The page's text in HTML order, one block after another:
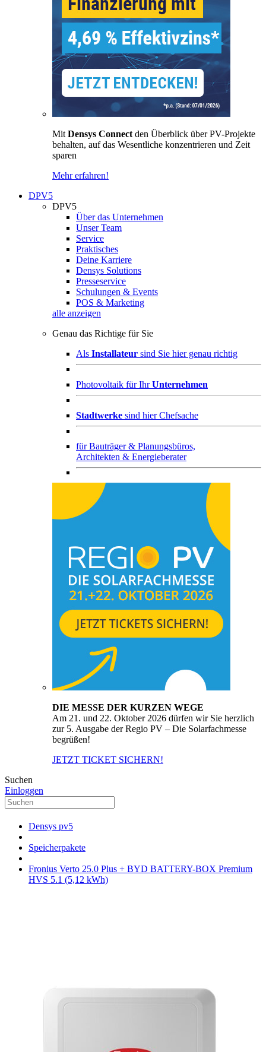
Mit Densys Connect den Überblick über PV-Projekte
behalten, auf das Wesentliche konzentrieren und Zeit
sparen
Mehr erfahren!
DPV5
DPV5
Über das Unternehmen
Unser Team
Service
Praktisches
Deine Karriere
Densys Solutions
Presseservice
Schulungen & Events
POS & Marketing
alle anzeigen
Genau das Richtige für Sie
Als Installateur sind Sie hier genau richtig
Photovoltaik für IhrUnternehmen
Stadtwerke sind hier Chefsache
fürBauträger & Planungsbüros,
Architekten & Energieberater
DIE MESSE DER KURZEN WEGE
Am 21. und 22. Oktober 2026 dürfen wir Sie herzlich
zur 5. Ausgabe der Regio PV – Die Solarfachmesse
begrüßen!
JETZT TICKET SICHERN!
Suchen
Einloggen
Densys pv5
Speicherpakete
Fronius Verto 25.0 Plus + BYD BATTERY-BOX Premium
HVS 5.1 (5,12 kWh)